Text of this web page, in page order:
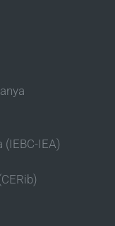
(IEBC-IEA)